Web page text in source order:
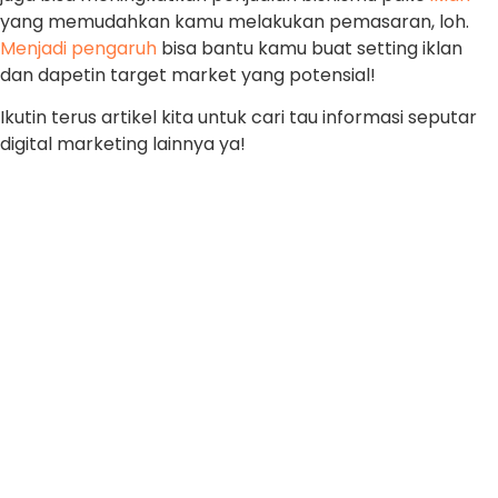
yang memudahkan kamu melakukan pemasaran, loh.
Menjadi pengaruh bisa bantu kamu buat setting iklan
dan dapetin target market yang potensial!
Ikutin terus artikel kita untuk cari tau informasi seputar
digital marketing lainnya ya!